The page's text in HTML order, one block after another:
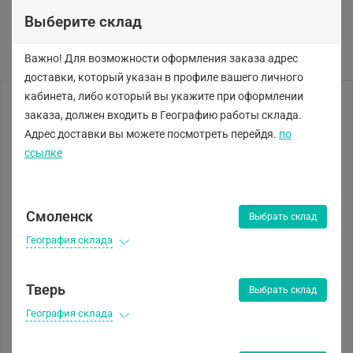
Выберите склад
Важно! Для возможности оформления заказа адрес
доставки, который указан в профиле вашего личного
кабинета, либо который вы укажите при оформлении
заказа, должен входить в Географию работы склада.
Адрес доставки вы можете посмотреть перейдя. по
ссылке
Смоленск Выбрать склад
География склада
Тверь Выбрать склад
География склада